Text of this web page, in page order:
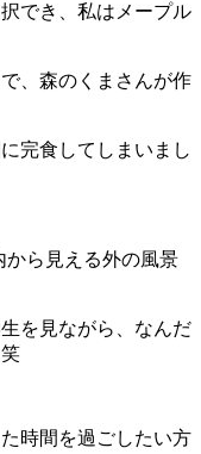
でき、私はメープル
、森のくまさんが作
完食してしまいまし
ら見える外の風景
を見ながら、なんだ
時間を過ごしたい方